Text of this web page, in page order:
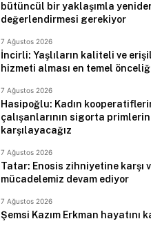
bütüncül bir yaklaşımla
değerlendirmesi gerekiyor
7 Ağustos 2026
İncirli: Yaşlıların kaliteli ve
hizmeti alması en temel
7 Ağustos 2026
Hasipoğlu: Kadın
çalışanlarının sigorta
karşılayacağız
7 Ağustos 2026
Tatar: Enosis zihniyetine karşı
mücadelemiz devam ediyor
7 Ağustos 2026
Şemsi Kazım Erkman hayatını